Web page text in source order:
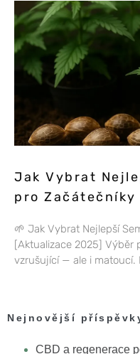
Jak Vybrat
pro
🌱 Jak Vybrat Nejlepší
[Aktualizace 2025] Výběr
vzrušující — ale i matoucí.
Nejnovější
CBD a regenerace